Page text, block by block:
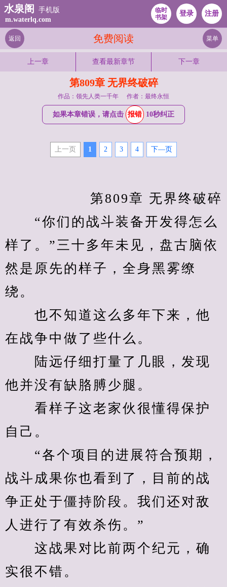
水泉阁
手机版
m.waterlq.com
临时
书架
登录 注册
免费阅读
返回 菜单
上一章 查看最新章节 下一章
第809章 无界终破碎
作品：领先人类一千年 作者：最终永恒
如果本章错误，请点击 报错 10秒纠正
上一页 1 2 3 4 下—页
第809章 无界终破碎
“你们的战斗装备开发得怎么
样了。”三十多年未见，盘古脑依
然是原先的样子，全身黑雾缭
绕。
也不知道这么多年下来，他
在战争中做了些什么。
陆远仔细打量了几眼，发现
他并没有缺胳膊少腿。
看样子这老家伙很懂得保护
自己。
“各个项目的进展符合预期，
战斗成果你也看到了，目前的战
争正处于僵持阶段。我们还对敌
人进行了有效杀伤。”
这战果对比前两个纪元，确
实很不错。